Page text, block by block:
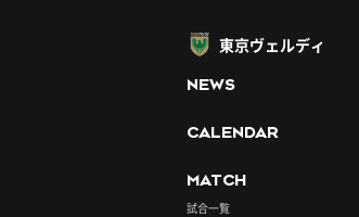
東京ヴェルディ
NEWS
CALENDAR
MATCH
試合一覧